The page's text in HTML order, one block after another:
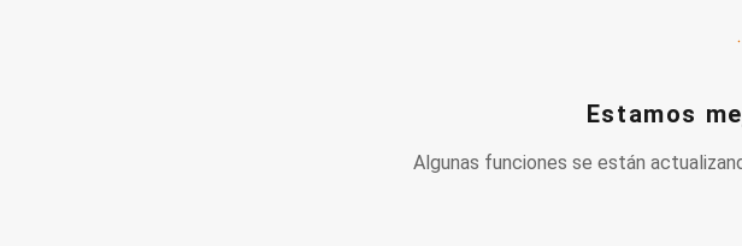
Estamos
Algunas funciones se están